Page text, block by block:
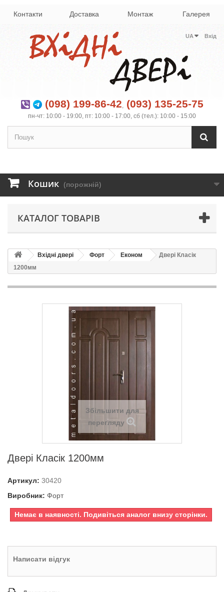
Контакти Доставка Монтаж Галерея
Вхід
UA
(098) 199-86-42, (093) 135-25-75
пн-чт: 10:00 - 19:00, пт: 10:00 - 17:00, сб (тел.): 10:00 - 15:00
Кошик (порожній)
КАТАЛОГ ТОВАРІВ
Вхідні двері Форт Економ
Двері Класік
1200мм
Збільшити для
перегляду
Двері Класік 1200мм
Артикул: 30420
Виробник: Форт
Немає в наявності. Подивіться аналог внизу сторінки.
Написати відгук